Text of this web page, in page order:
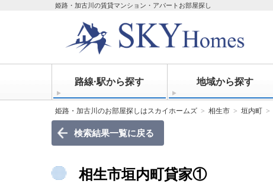
姫路・加古川の賃貸マンション・アパートお部屋探し
路線·駅から探す 地域から探す
姫路・加古川のお部屋探しはスカイホームズ 相生市 垣内町
検索結果一覧に戻る
相生市垣内町貸家①